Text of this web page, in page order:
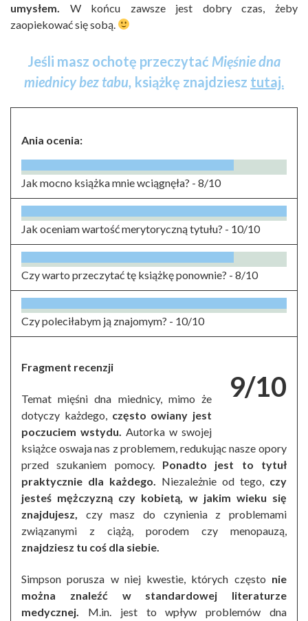
umysłem.
W końcu zawsze jest dobry czas, żeby
zaopiekować się sobą.
Jeśli masz ochotę przeczytać Mięśnie dna
miednicy bez tabu, książkę znajdziesz tutaj.
Ania ocenia:
Jak mocno książka mnie wciągnęła? - 8/10
Jak oceniam wartość merytoryczną tytułu? - 10/10
Czy warto przeczytać tę książkę ponownie? - 8/10
Czy poleciłabym ją znajomym? - 10/10
9/10
Fragment recenzji
Temat mięśni dna miednicy, mimo że
dotyczy każdego, często owiany jest
poczuciem wstydu. Autorka w swojej
książce oswaja nas z problemem, redukując nasze opory
przed szukaniem pomocy. Ponadto jest to tytuł
praktycznie dla każdego. Niezależnie od tego, czy
jesteś mężczyzną czy kobietą, w jakim wieku się
znajdujesz, czy masz do czynienia z problemami
związanymi z ciążą, porodem czy menopauzą,
znajdziesz tu coś dla siebie.
Simpson porusza w niej kwestie, których często nie
można znaleźć w standardowej literaturze
medycznej. M.in. jest to wpływ problemów dna